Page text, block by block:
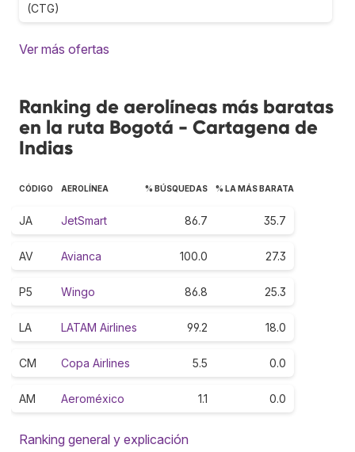
(CTG)
Ver más ofertas
Ranking de aerolíneas más baratas
en la ruta Bogotá - Cartagena de
Indias
CÓDIGO AEROLÍNEA % BÚSQUEDAS % LA MÁS BARATA
JA JetSmart 86.7 35.7
AV Avianca 100.0 27.3
P5 Wingo 86.8 25.3
LA LATAM Airlines 99.2 18.0
CM Copa Airlines 5.5 0.0
AM Aeroméxico 1.1 0.0
Ranking general y explicación